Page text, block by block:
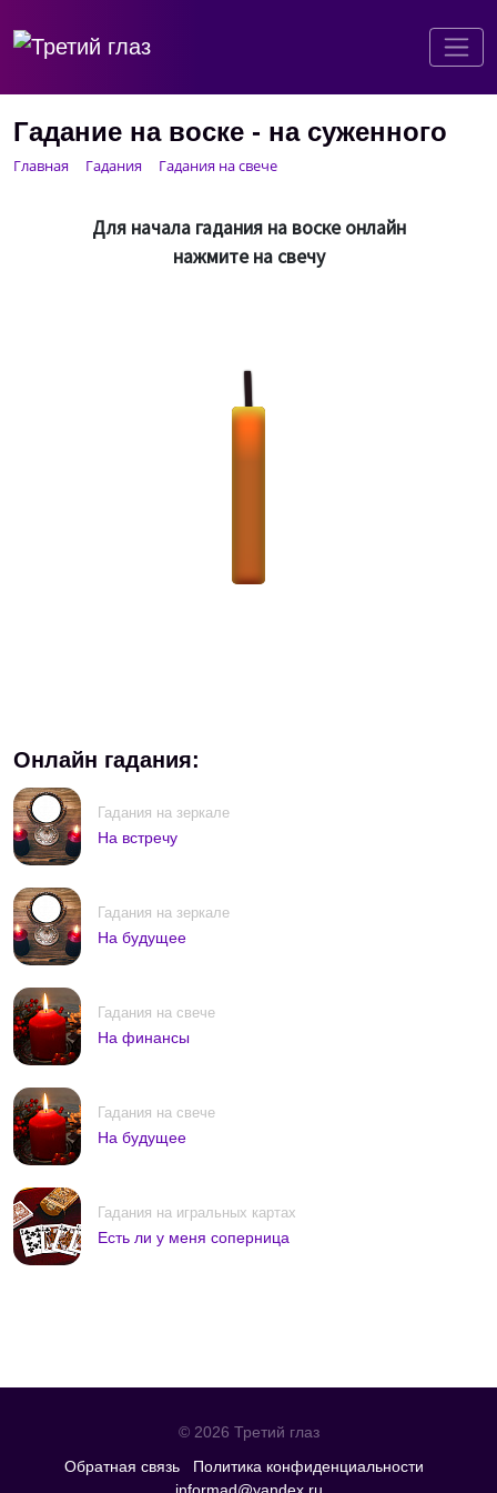
Гадание на воске - на суженного
Главная Гадания Гадания на свече
Для начала гадания на воске онлайн
нажмите на свечу
Онлайн гадания:
Гадания на зеркале
На встречу
Гадания на зеркале
На будущее
Гадания на свече
На финансы
Гадания на свече
На будущее
Гадания на игральных картах
Есть ли у меня соперница
© 2026 Третий глаз
Обратная связь
Политика конфиденциальности